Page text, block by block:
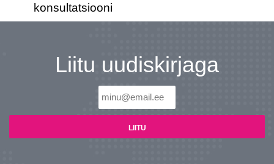
konsultatsiooni
Liitu uudiskirjaga